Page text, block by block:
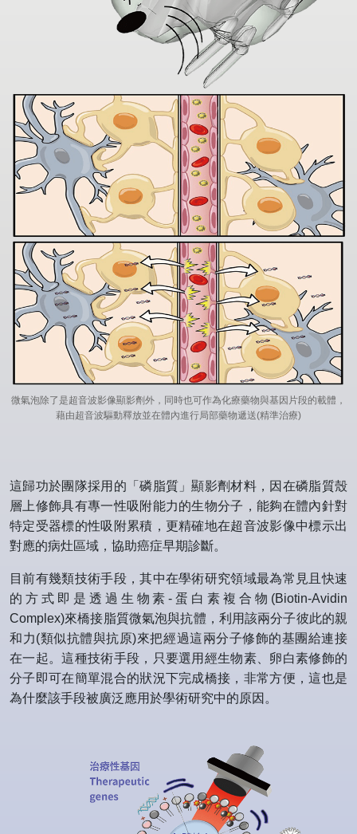
微氣泡除了是超音波影像顯影劑外，同時也可作為化療藥物與基因片段的載體，
藉由超音波驅動釋放並在體內進行局部藥物遞送(精準治療)
這歸功於團隊採用的「磷脂質」顯影劑材料，因在磷脂質殼
層上修飾具有專一性吸附能力的生物分子，能夠在體內針對
特定受器標的性吸附累積，更精確地在超音波影像中標示出
對應的病灶區域，協助癌症早期診斷。
目前有幾類技術手段，其中在學術研究領域最為常見且快速
的方式即是透過生物素-蛋白素複合物(Biotin-Avidin
Complex)來橋接脂質微氣泡與抗體，利用該兩分子彼此的親
和力(類似抗體與抗原)來把經過這兩分子修飾的基團給連接
在一起。這種技術手段，只要選用經生物素、卵白素修飾的
分子即可在簡單混合的狀況下完成橋接，非常方便，這也是
為什麼該手段被廣泛應用於學術研究中的原因。